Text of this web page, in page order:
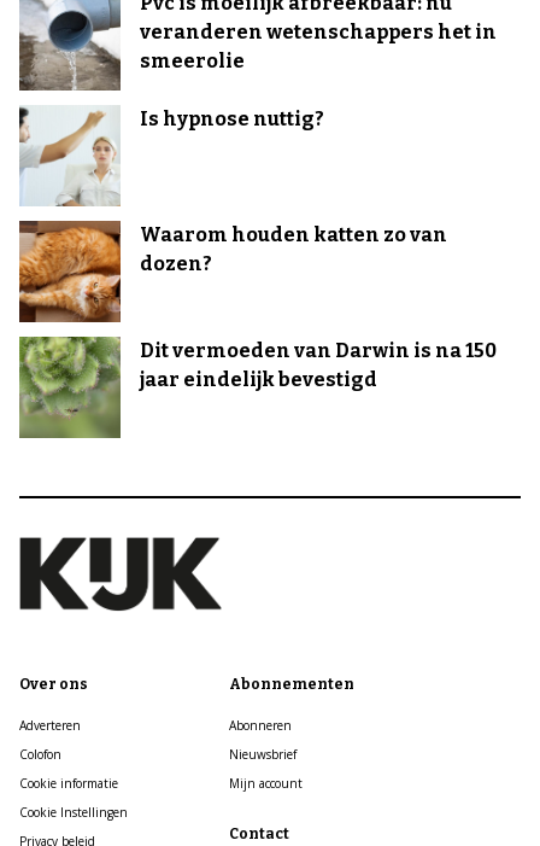
veranderen wetenschappers het in
smeerolie
Is hypnose nuttig?
Waarom houden katten zo van
dozen?
Dit vermoeden van Darwin is na 150
jaar eindelijk bevestigd
Over ons
Adverteren
Colofon
Cookie informatie
Cookie Instellingen
Privacy beleid
Abonnementen
Abonneren
Nieuwsbrief
Mijn account
Contact